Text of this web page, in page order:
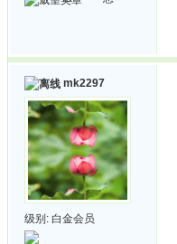
mk2297
级别: 白金会员